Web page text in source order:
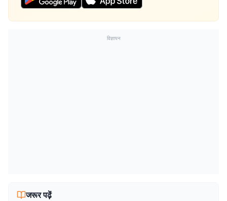
विज्ञापन
जरूर पढ़ें